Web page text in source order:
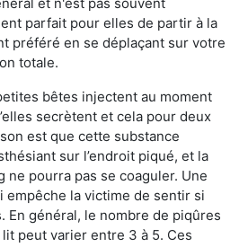
parfait pour elles de partir à la
préféré en se déplaçant sur votre
totale.
bêtes injectent au moment
secrètent et cela pour deux
est que cette substance
sur l’endroit piqué, et la
ne pourra pas se coaguler. Une
empêche la victime de sentir si
En général, le nombre de piqûres
peut varier entre 3 à 5. Ces